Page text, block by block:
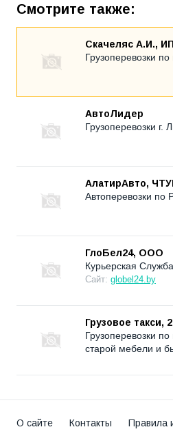
Смотрите также:
Скачеляс А.И., ИП
Грузоперевозки
АвтоЛидер
Грузоперевозки г.
АлатирАвто,
Автоперевозки по
ГлоБел24, ООО
Курьерская
Сайт: globel24.by
Грузовое такси,
Грузоперевозки
старой мебели и
О сайте Контакты Правила